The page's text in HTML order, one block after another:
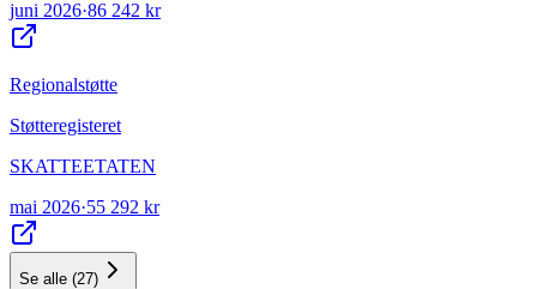
juni 2026·86 242 kr
Regionalstøtte
Støtteregisteret
SKATTEETATEN
mai 2026·55 292 kr
Se alle (27)